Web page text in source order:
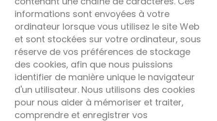
informations sont envoyées à votre
ordinateur lorsque vous utilisez le site Web
et sont stockées sur votre ordinateur, sous
réserve de vos préférences de stockage
des cookies, afin que nous puissions
identifier de manière unique le navigateur
d'un utilisateur. Nous utilisons des cookies
pour nous aider à mémoriser et traiter,
comprendre et enregistrer vos